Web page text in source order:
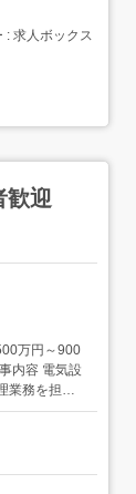
: 求人ボックス
歓迎
万円～900
内容 電気設
業務を担当
オフィスビ
エリア:東